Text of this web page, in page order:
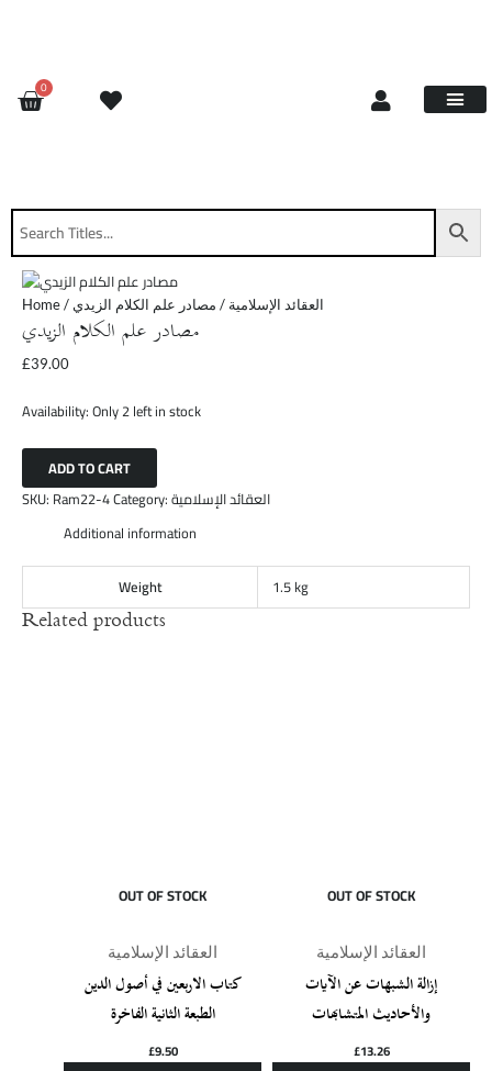
0
CART
Home/ العقائد الإسلامية / مصادر علم الكلام الزيدي
مصادر علم الكلام الزيدي
£39.00
Availability:Only 2 left in stock
الزيدي
quantity
ADD TO CART
SKU: Ram22-4Category:العقائد الإسلامية
Additional information
Weight 1.5 kg
Related products
OUT OF STOCK
العقائد الإسلامية
كتاب الاربعين في أصول الدين
الطبعة الثانية الفاخرة
£9.50
OUT OF STOCK
العقائد الإسلامية
إزالة الشبهات عن الآيات
والأحاديث المتشابهات
£13.26